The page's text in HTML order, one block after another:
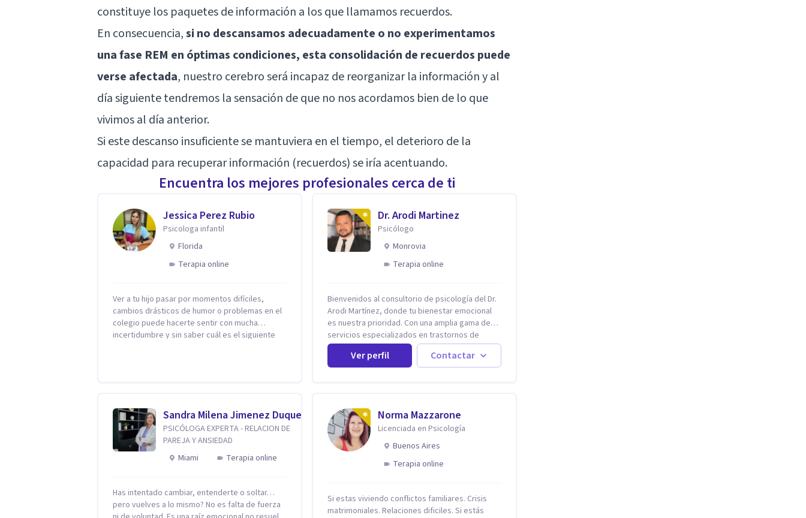
constituye los paquetes de información a los que llamamos recuerdos.
En consecuencia,si no descansamos adecuadamente o no experimentamos
una fase REM en óptimas condiciones, esta consolidación de recuerdos puede
verse afectada, nuestro cerebro será incapaz de reorganizar la información y al
día siguiente tendremos la sensación de que no nos acordamos bien de lo que
vivimos al día anterior.
Si este descanso insuficiente se mantuviera en el tiempo, el deterioro de la
capacidad para recuperar información (recuerdos) se iría acentuando.
Encuentra los mejores profesionales cerca de ti
Jessica Perez Rubio
Psicologa infantil
Florida
Terapia online
Ver a tu hijo pasar por momentos difíciles,
cambios drásticos de humor o problemas en el
colegio puede hacerte sentir con mucha
incertidumbre y sin saber cuál es el siguiente
de herramientas prácticas y dinámicas
adaptadas a la edad de cada menor, dejando de
lado las etiquetas y los tecnicismos. Mi forma
de trabajar se centra en entender las
emociones que hay detrás del comportamiento,
fortaleciendo la comunicación entre ustedes.
Acompaño a niños y adolescentes que están
lidiando con la ansiedad, la timidez, la rebeldía o
Dr. Arodi Martinez
Psicólogo
Monrovia
Terapia online
Bienvenidos al consultorio de psicología del Dr.
Arodi Martínez, donde tu bienestar emocional
es nuestra prioridad. Con una amplia gama de
servicios especializados en trastornos de
ansiedad, depresión y otros trastornos
emocionales, estamos dedicados a ofrecerte el
mejor tratamiento para mejorar tu salud mental.
satisfacer tus necesidades específicas: Terapia
para Trastornos de Ansiedad y Depresión:
Somos expertos en el tratamiento de la
ansiedad y la depresión, utilizando enfoques
basados en evidencia para ayudarte a
recuperar tu bienestar emocional. Terapia
relaciones y mejorar la dinámica familiar.
Evaluaciones Psicológicas y Terapias
Ver perfil Contactar
Sandra Milena Jimenez Duque
PSICÓLOGA EXPERTA - RELACION DE
PAREJA Y ANSIEDAD
Miami
Terapia online
Has intentado cambiar, entenderte o soltar…
pero vuelves a lo mismo? No es falta de fuerza
Norma Mazzarone
Licenciada en Psicología
Buenos Aires
Terapia online
Si estas viviendo conflictos familiares. Crisis
matrimoniales. Relaciones dificiles. Si estás